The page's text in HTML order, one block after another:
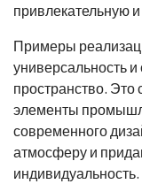
привлекательную
Примеры
универсальность
пространство. Это
элементы
современного
атмосферу и
индивидуальность.